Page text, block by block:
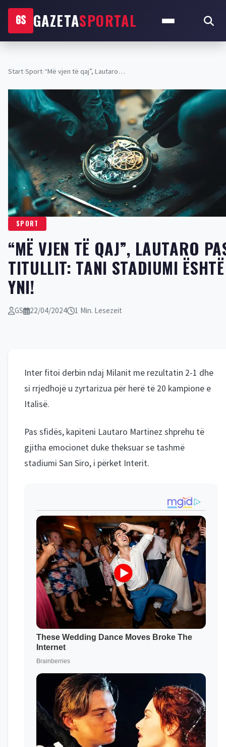
GS GAZETASPORTAL
Start›Sport›“Më vjen të qaj”, Lautaro…
SPORT
“MË VJEN TË QAJ”, LAUTARO
TITULLIT: TANI STADIUMI
YNI!
GS 22/04/2024 1 Min. Lesezeit
Inter fitoi derbin ndaj Milanit me rezultatin 2-1 dhe
si rrjedhojë u zyrtarizua për herë të 20 kampione e
Italisë.
Pas sfidës, kapiteni Lautaro Martinez shprehu të
gjitha emocionet duke theksuar se tashmë
stadiumi San Siro, i përket Interit.